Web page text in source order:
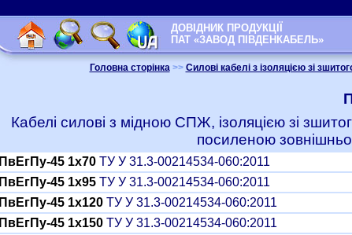
ДОВІДНИК ПРОДУКЦІЇ
ПАТ «ЗАВОД ПІВДЕНКАБЕЛЬ»
Головна сторінка>> Силові кабелі з ізоляцією зі
Кабелі силові з мідною СПЖ, ізоляцією зі
посиленою
ПвЕгПу-45 1x70 ТУ У 31.3-00214534-060:2011
ПвЕгПу-45 1x95 ТУ У 31.3-00214534-060:2011
ПвЕгПу-45 1x120 ТУ У 31.3-00214534-060:2011
ПвЕгПу-45 1x150 ТУ У 31.3-00214534-060:2011